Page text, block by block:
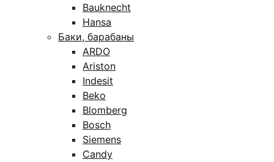
Bauknecht
Hansa
Баки, барабаны
ARDO
Ariston
Indesit
Beko
Blomberg
Bosch
Siemens
Candy